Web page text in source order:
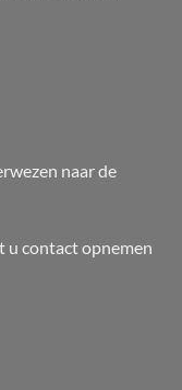
naar de
u contact opnemen